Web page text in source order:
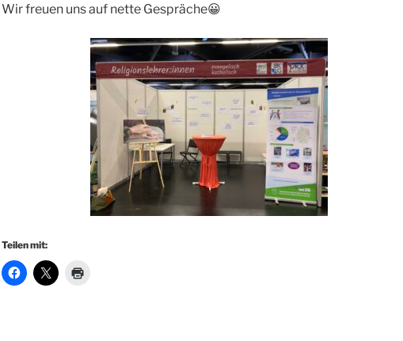
Wir freuen uns auf nette Gespräche😀
Teilen mit: